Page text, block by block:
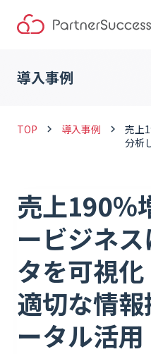
導入事例
TOP keyboard_arrow_right 導入事例 keyboard_arrow_right
売上
分析
売上190％
ービジネ
タを可視化
適切な情
ータル活用